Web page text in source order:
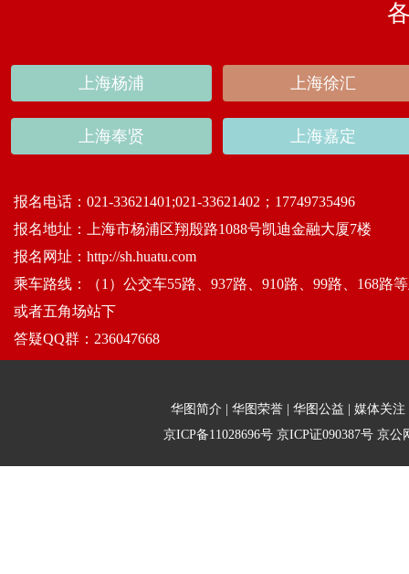
上海杨浦 上海徐汇
上海奉贤 上海嘉定
报名电话： 021-33621401;021-33621402；17749735496
报名地址：
上海市杨浦区翔殷路1088号凯迪金融大厦7楼
报名网址： http://sh.huatu.com
乘车路线：
（1）公交车55路、937路、910路、99路、168
或者五角场站下
答疑QQ群： 236047668
华图简介 华图荣誉 华图公益 媒体关注
京ICP备11028696号 京ICP证090387号京公